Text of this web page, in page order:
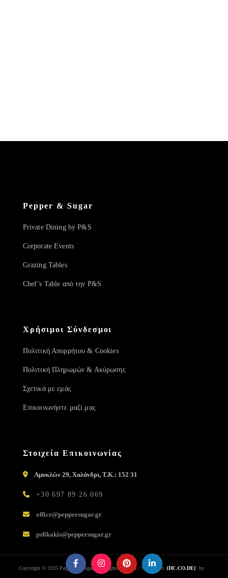
Pepper & Sugar
Private Dining by P&S
Corporate Events
Grazing Tables
Chef’s Table από την P&S
Χρήσιμοι Σύνδεσμοι
Πολιτική Απορρήτου & Cookies
Πολιτική Πληρωμών & Ακύρωσης
Σχετικά με εμάς
Επικοινωνήστε μαζί μας
Στοιχεία Επικοινωνίας
Αμυκλών 29, Χαλάνδρι, Τ.Κ.: 152 31
+30 697 89 26 069
office@peppersugar.gr
psfikakis@peppersugar.gr
Copyright © 2025 Pepper & Sugar / All rights reserved / Made with {DE.CO.DE} by